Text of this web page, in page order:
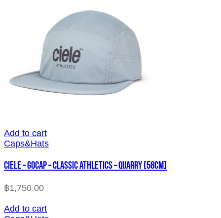
Add to cart
Caps&Hats
CIELE – GOCAP – CLASSIC ATHLETICS – QUARRY (58cm)
฿1,750.00
Add to cart